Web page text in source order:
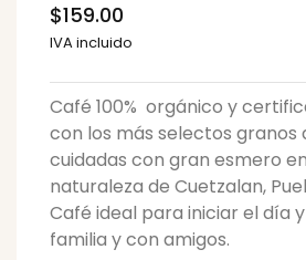
$159.00
IVA incluido
Café 100% orgánico y
con los más selectos granos
cuidadas con gran esmero
naturaleza de Cuetzalan,
Café ideal para iniciar el día
familia y con amigos.